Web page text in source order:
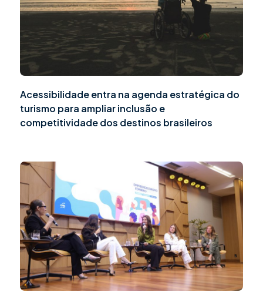
Acessibilidade entra na agenda estratégica do
turismo para ampliar inclusão e
competitividade dos destinos brasileiros